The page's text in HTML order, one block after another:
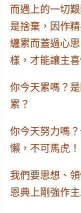
而遇上的一切
是捨棄，因作
纏累而蓋過心
樣，才能讓主喜
你今天累嗎？
累？
你今天努力嗎？
懶，不可馬虎！
我們要思想、
恩典上剛強作主